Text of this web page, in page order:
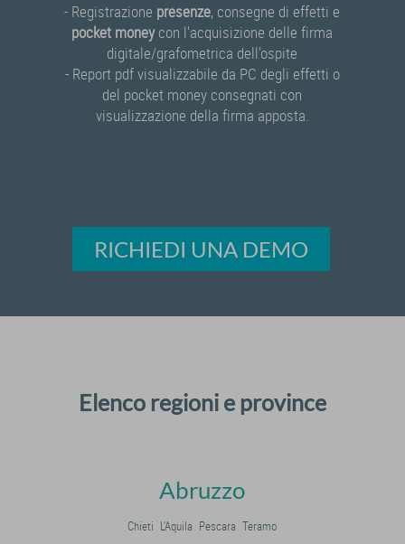
- Registrazione presenze, consegne di effetti e
pocket moneycon l'acquisizione delle firma
digitale/grafometrica dell’ospite
- Report pdf visualizzabile da PC degli effetti o
del pocket money consegnati con
visualizzazione della firma apposta.
RICHIEDI UNA DEMO
Elenco regioni e province
Abruzzo
Chieti L'Aquila Pescara Teramo